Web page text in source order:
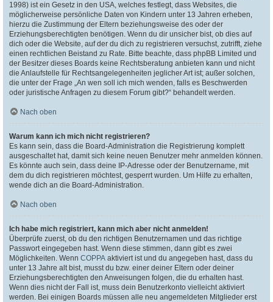
1998) ist ein Gesetz in den USA, welches festlegt, dass Websites, die
möglicherweise persönliche Daten von Kindern unter 13 Jahren erheben,
hierzu die Zustimmung der Eltern beziehungsweise des oder der
Erziehungsberechtigten benötigen. Wenn du dir unsicher bist, ob dies auf
dich oder die Website, auf der du dich zu registrieren versuchst, zutrifft, ziehe
einen rechtlichen Beistand zu Rate. Bitte beachte, dass phpBB Limited und
der Besitzer dieses Boards keine Rechtsberatung anbieten kann und nicht
die Anlaufstelle für Rechtsangelegenheiten jeglicher Art ist; außer solchen,
die unter der Frage „An wen soll ich mich wenden, falls es Beschwerden
oder juristische Anfragen zu diesem Forum gibt?“ behandelt werden.
Nach oben
Warum kann ich mich nicht registrieren?
Es kann sein, dass die Board-Administration die Registrierung komplett
ausgeschaltet hat, damit sich keine neuen Benutzer mehr anmelden können.
Es könnte auch sein, dass deine IP-Adresse oder der Benutzername, mit
dem du dich registrieren möchtest, gesperrt wurden. Um Hilfe zu erhalten,
wende dich an die Board-Administration.
Nach oben
Ich habe mich registriert, kann mich aber nicht anmelden!
Überprüfe zuerst, ob du den richtigen Benutzernamen und das richtige
Passwort eingegeben hast. Wenn diese stimmen, dann gibt es zwei
Möglichkeiten. Wenn COPPA aktiviert ist und du angegeben hast, dass du
unter 13 Jahre alt bist, musst du bzw. einer deiner Eltern oder deiner
Erziehungsberechtigten den Anweisungen folgen, die du erhalten hast.
Wenn dies nicht der Fall ist, muss dein Benutzerkonto vielleicht aktiviert
werden. Bei einigen Boards müssen alle neu angemeldeten Mitglieder erst